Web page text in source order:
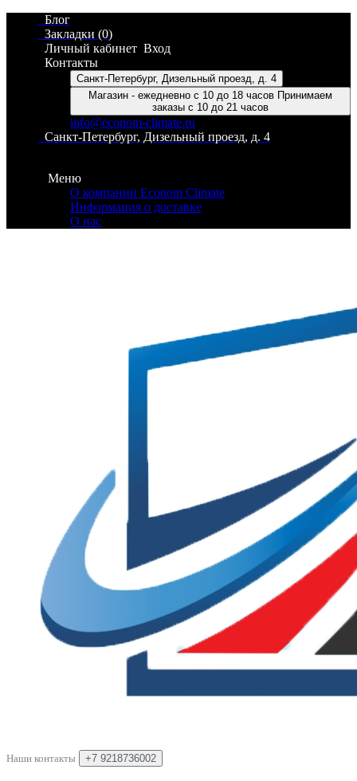
Блог
Закладки (0)
Личный кабинет Вход
Контакты
Санкт-Петербург, Дизельный проезд, д. 4
Магазин - ежедневно с 10 до 18 часов Принимаем
заказы с 10 до 21 часов
info@econom-climate.ru
Санкт-Петербург, Дизельный проезд, д. 4
Меню
О компании Econom Climate
Информация о доставке
О нас
Наши контакты +7 9218736002